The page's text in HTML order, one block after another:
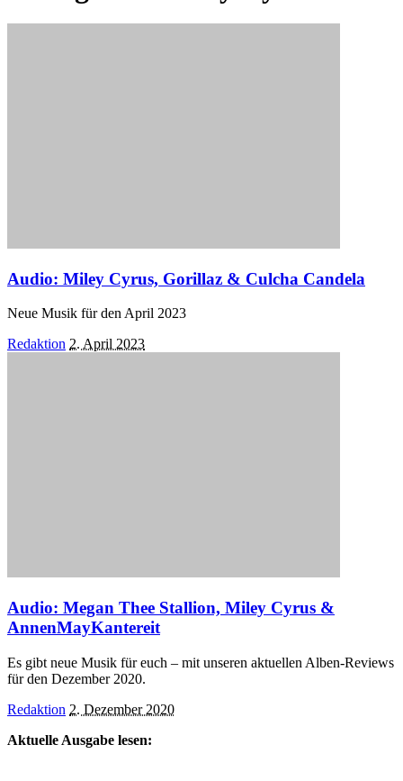
Audio: Miley Cyrus, Gorillaz & Culcha Candela
Neue Musik für den April 2023
Posted
Redaktion 2. April 2023
Audio: Megan Thee Stallion, Miley Cyrus &
AnnenMayKantereit
Es gibt neue Musik für euch – mit unseren aktuellen Alben-Reviews
für den Dezember 2020.
Posted
Redaktion 2. Dezember 2020
Aktuelle Ausgabe lesen: